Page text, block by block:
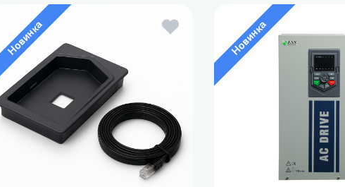
Новинка Новинка